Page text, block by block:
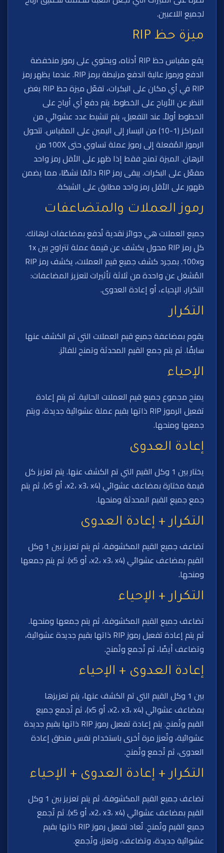
لجميع اللاعبين.
ميزة حظ RIP
يقع مقياس حظ RIP أدناه، ويحتوي على رموز منخفضة
الدفع ورموز عالية الدفع مرتبطة برمز RIP. عندما يظهر رمز
RIP في أي مكان على البكرات، تفعّل ميزة حظ RIP بغض
النظر عن الأرباح على الخطوط. يتم دفع أي أرباح على
الخطوط أولاً. عند التفعيل، يتم تنشيط عدد عشوائي من
المراكز (1-10) من اليسار إلى اليمين على المقياس. تتحول
الرموز المُفعلة إلى رموز عملة تساوي حتى 100X من
الرهان. الميزة تمنح فقط إذا ظهر على الأقل رمز واحد
مفعّل على البكرات. يبقى رمز RIP دائمًا نشطًا، مما يضمن
ظهور على الأقل رمز واحد مطابق على الشبكة.
رموز العملات والمتضاعفات
جميع العملات هي جوائز نقدية تُدفع بمضاعفات لرهانك.
كل رمز RIP محول يكشف عن قيمة عملة تتراوح بين 1x
و100x. بمجرد كشف جميع قيم العملات، يكشف رمز RIP
المُشغل عن واحدة من ثلاثة تأثيرات لتعزيز المضاعفات:
التكرار، الإحياء، أو إعادة العدوى.
التكرار
يقوم بمضاعفة جميع قيم العملات التي تم الكشف عنها
سابقًا. ثم يتم جمع القيم المحدثة وتمنح للفائز.
الإحياء
يمنح مجموع جميع قيم العملات الحالية. ثم يتم إعادة
تفعيل الرموز RIP ذاتها بقيم عملة عشوائية جديدة، ويتم
جمعها ومنحها.
إعادة العدوى
يختار بين 1 وكل القيم التي تم الكشف عنها. يتم تعزيز كل
قيمة مختارة بمضاعف عشوائي (x2، x3، x4، أو x5). ثم يتم
جمع جميع القيم المحدثة ومنحها.
التكرار + إعادة العدوى
تضاعف جميع القيم المكشوفة، ثم يتم تعزيز بين 1 وكل
القيم بمضاعف عشوائي (x2، x3، x4، أو x5). ثم يتم جمعها
ومنحها.
التكرار + الإحياء
تضاعف جميع القيم المكشوفة، ثم يتم جمعها ومنحها.
ثم يتم إعادة تفعيل رموز RIP ذاتها بقيم جديدة عشوائية،
وتضاعف أيضًا، ثم تُجمع وتُمنح.
إعادة العدوى + الإحياء
بين 1 وكل القيم التي تم الكشف عنها، يتم تعزيزها
بمضاعف عشوائي (x2، x3، x4، أو x5)، ثم تُجمع جميع
القيم وتُمنح. يتم إعادة تفعيل رموز RIP ذاتها بقيم جديدة
عشوائية، وتُعزز مرة أخرى باستخدام نفس منطق إعادة
العدوى، ثم تُجمع وتُمنح.
التكرار + إعادة العدوى + الإحياء
تضاعف جميع القيم المكشوفة، ثم يتم تعزيز بين 1 وكل
القيم بمضاعف عشوائي (x2، x3، x4، أو x5). ثم تُجمع
جميع القيم وتُمنح. تُعاد تفعيل رموز RIP ذاتها بقيم
عشوائية جديدة، وتضاعف، وتعزز، وتُجمع.